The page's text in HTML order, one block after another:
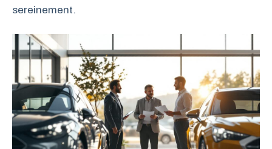
sereinement.